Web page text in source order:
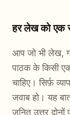
हर लेख को एक
आप जो भी लेख,
पाठक के किसी
चाहिए। सिर्फ़
जवाब हो। यह
जनित उत्तर दोनों